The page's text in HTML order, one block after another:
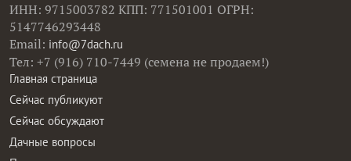
ИНН: 9715003782 КПП: 771501001 ОГРН:
5147746293448
Email: info@7dach.ru
Тел: +7 (916) 710-7449 (семена не продаем!)
Главная страница
Сейчас публикуют
Сейчас обсуждают
Дачные вопросы